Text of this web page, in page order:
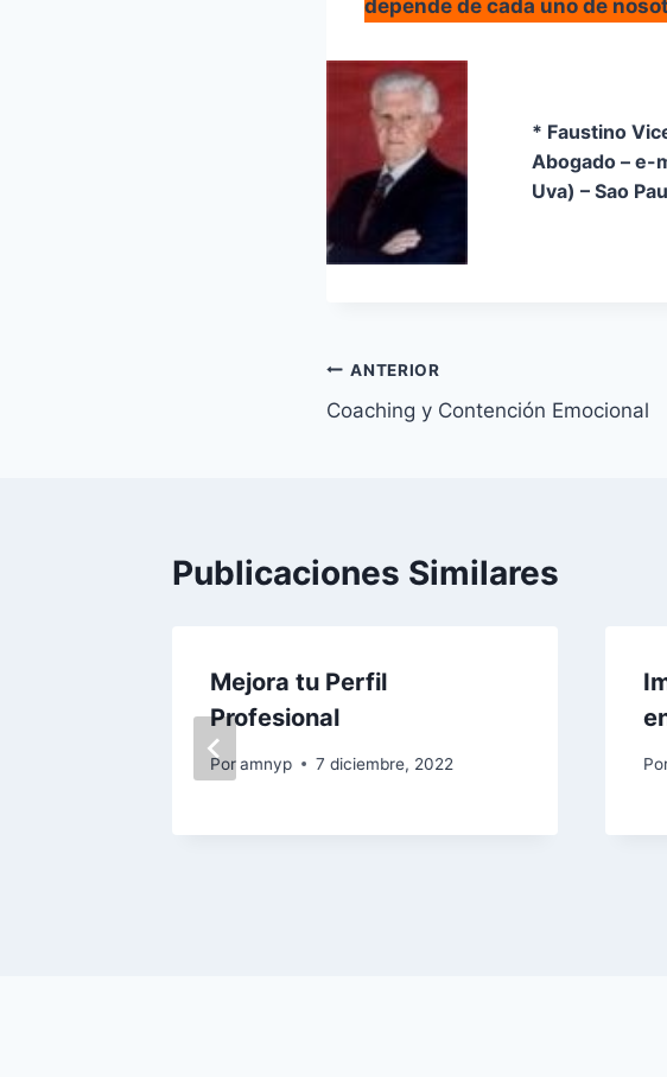
depende de cada uno de
* Faustino
Abogado – e-
Uva) – Sao
Navegación
de
ANTERIOR
Coaching y Contención Emocional
Publicaciones Similares
Mejora tu Perfil
Profesional
Poramnyp 7 diciembre, 2022